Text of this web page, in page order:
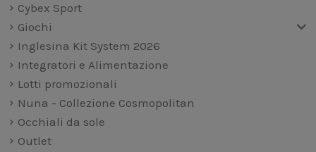
Cybex Sport
Giochi
Inglesina Kit System 2026
Integratori e Alimentazione
Lotti promozionali
Nuna - Collezione Cosmopolitan
Occhiali da sole
Outlet